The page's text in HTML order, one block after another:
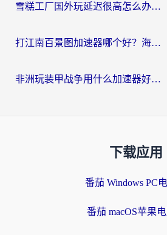
雪糕工厂国外玩延迟很高怎么办？海外玩家国服游戏加速终极攻略（附实测推荐）
打江南百景图加速器哪个好？海外党踩坑N次后，终于找到不卡的秘诀
非洲玩装甲战争用什么加速器好？海外党亲测有效的国服游戏加速方案
下载应用
番茄 Windows PC
番茄 macOS苹果